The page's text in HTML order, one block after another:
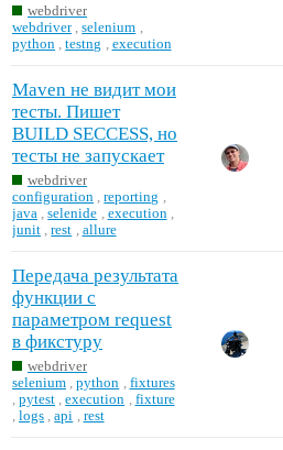
webdriver
webdriver ,selenium
python
,testng execution
Maven не видит мои
тесты. Пишет
BUILD SECCESS, но
тесты не запускает
webdriver
configuration
,reporting
java
,selenide execution
junit ,rest allure
Передача результата
функции с
параметром request
в фикстуру
webdriver
selenium ,python
fixtures
pytest ,execution
fixture
logs ,api rest